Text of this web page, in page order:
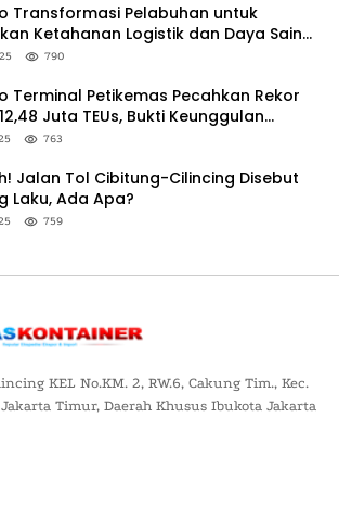
Transformasi Pelabuhan untuk
Ketahanan Logistik dan Daya Saing
790
Terminal Petikemas Pecahkan Rekor
Juta TEUs, Bukti Keunggulan
Nasional
763
Jalan Tol Cibitung-Cilincing Disebut
Laku, Ada Apa?
759
KEL No.KM. 2, RW.6, Cakung Tim., Kec.
Timur, Daerah Khusus Ibukota Jakarta